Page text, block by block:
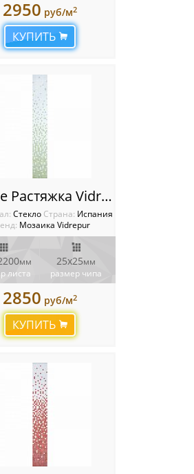
2950 руб/м2
КУПИТЬ
Caribe Растяжка Vidrepur
Стекло Cтрана: Испания
Мозаика Vidrepur
мм
листа
25x25мм
размер чипа
2850 руб/м2
КУПИТЬ